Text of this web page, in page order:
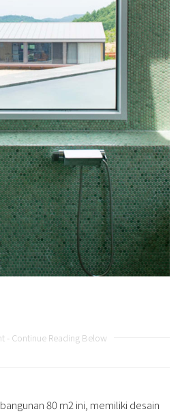
- Continue Reading Below
80 m2 ini, memiliki desain